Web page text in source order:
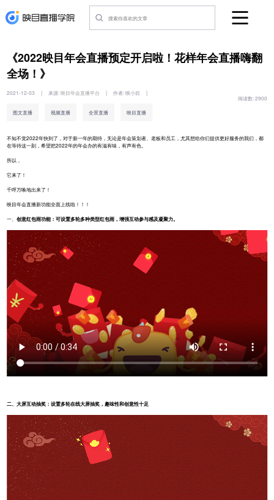
《2022映目年会直播预定开启啦！花样年会直播嗨翻
全场！》
2021-12-03 | 来源:映目年会直播平台 | 作者:映小目 |
阅读数:2900
图文直播
视频直播 全景直播 映目直播
不知不觉2022年快到了，对于新一年的期待，无论是年会策划者、老板和员工，尤其想给你们提供更好服务的我们，都
在等待这一刻，希望把2022年的年会办的有滋有味，有声有色。
所以，
它来了！
千呼万唤地出来了！
映目年会直播新功能全面上线啦！！！
一、创意红包雨功能：可设置多轮多种类型红包雨，增强互动参与感及凝聚力。
二、大屏互动抽奖：设置多轮在线大屏抽奖，趣味性和创意性十足